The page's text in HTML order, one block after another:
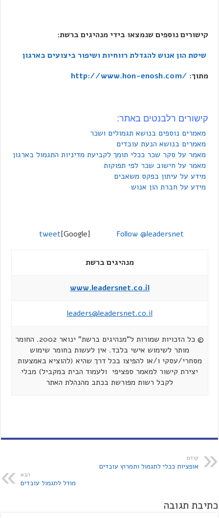
קישורים נוספים שנמצאו בידי מנהיגים ברשת:
שיטת הון אנוש להגדלת רווחיות ושיפור ביצועים בארגון
מתוך: /http://www.hon-enosh.com
קישורים רלבנטים באתר:
מאמרים נוספים בנושא תגמולים ושכר
מאמרים בנושא הנעת עובדים
מאמר על סקר שכר ככלי תומך לקביעת מדיניות התגמול בארגון
מאמר על חישוב שכר לפי תפוקות
מידע על עיתון בפקס משאבים
מידע על חברת הון אנוש
tweet[Google] Follow @leadersnet
מנהיגים ברשת
www.leadersnet.co.il
leaders@leadersnet.co.il
© כל הזכויות שמורות ל"מנהיגים ברשת" ינואר 2002. החומר
מותר לשימוש אישי בלבד. אין לעשות בחומר שימוש
מסחרי/עסקי ו/או להפיצו בכל דרך שהיא (להוציא באמצעות
יצירת קישור למאמר ספציפי ולעמוד הבית במקביל) מבלי
לקבל רשות מפורשת בכתב מהנהלת האתר
קודם
אופציות ככלי לתגמול ותמרוץ עובדים
הבא
מודל לתגמול עובדים
כתיבת תגובה